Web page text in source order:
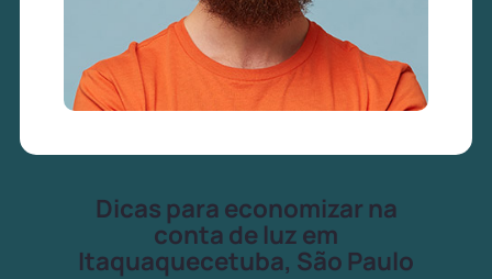
Dicas para economizar na
conta de luz em
Itaquaquecetuba, São Paulo